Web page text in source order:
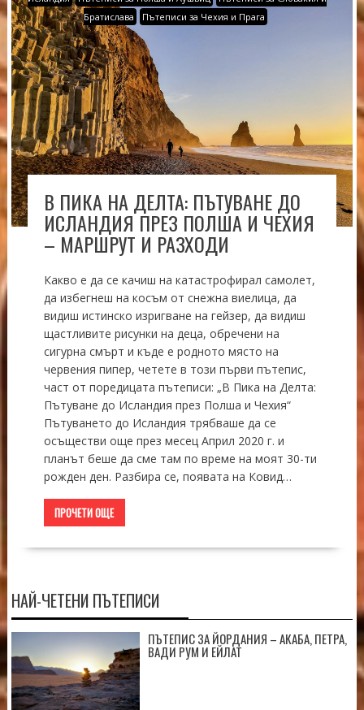
Братислава
Пътеписи за Чехия и Прага
В ПИКА НА ДЕЛТА: ПЪТУВАНЕ ДО
ИСЛАНДИЯ ПРЕЗ ПОЛША И ЧЕХИЯ
– МАРШРУТ И РАЗХОДИ
Какво е да се качиш на катастрофирал самолет,
да избегнеш на косъм от снежна виелица, да
видиш истинско изригване на гейзер, да видиш
щастливите рисунки на деца, обречени на
сигурна смърт и къде е родното място на
червения пипер, четете в този първи пътепис,
част от поредицата пътеписи: „В Пика на Делта:
Пътуване до Исландия през Полша и Чехия“
Пътуването до Исландия трябваше да се
осъществи още през месец Април 2020 г. и
планът беше да сме там по време на моят 30-ти
рожден ден. Разбира се, появата на Ковид…
ПРОЧЕТИ ОЩЕ
НАЙ-ЧЕТЕНИ ПЪТЕПИСИ
ПЪТЕПИС ЗА ЙОРДАНИЯ – АКАБА, ПЕТРА,
ВАДИ РУМ И ЕЙЛАТ